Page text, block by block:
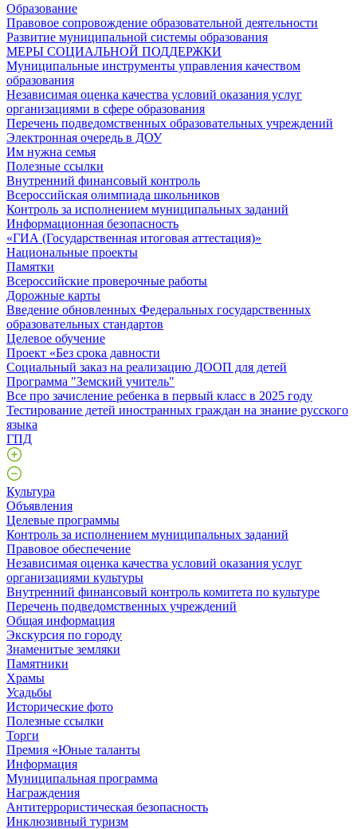
Образование
Правовое сопровождение образовательной деятельности
Развитие муниципальной системы образования
МЕРЫ СОЦИАЛЬНОЙ ПОДДЕРЖКИ
Муниципальные инструменты управления качеством
образования
Независимая оценка качества условий оказания услуг
организациями в сфере образования
Перечень подведомственных образовательных учреждений
Электронная очередь в ДОУ
Им нужна семья
Полезные ссылки
Внутренний финансовый контроль
Всероссийская олимпиада школьников
Контроль за исполнением муниципальных заданий
Информационная безопасность
«ГИА (Государственная итоговая аттестация)»
Национальные проекты
Памятки
Всероссийские проверочные работы
Дорожные карты
Введение обновленных Федеральных государственных
образовательных стандартов
Целевое обучение
Проект «Без срока давности
Социальный заказ на реализацию ДООП для детей
Программа "Земский учитель"
Все про зачисление ребенка в первый класс в 2025 году
Тестирование детей иностранных граждан на знание русского
языка
ГПД
Культура
Объявления
Целевые программы
Контроль за исполнением муниципальных заданий
Правовое обеспечение
Независимая оценка качества условий оказания услуг
организациями культуры
Внутренний финансовый контроль комитета по культуре
Перечень подведомственных учреждений
Общая информация
Экскурсия по городу
Знаменитые земляки
Памятники
Храмы
Усадьбы
Исторические фото
Полезные ссылки
Торги
Премия «Юные таланты
Информация
Муниципальная программа
Награждения
Антитеррористическая безопасность
Инклюзивный туризм